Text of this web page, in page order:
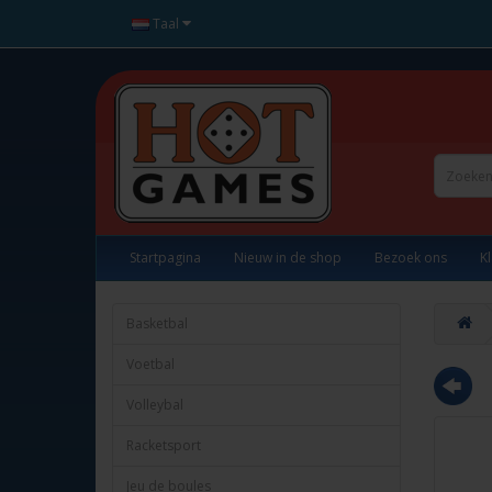
Taal
Startpagina Nieuw in de shop Bezoek ons
Basketbal
Voetbal
Volleybal
Racketsport
Jeu de boules